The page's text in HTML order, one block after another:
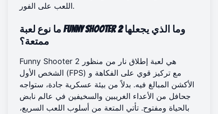
اللعب على الفور.
ما نوع لعبة Funny Shooter 2 وما الذي يجعلها
ممتعة؟
Funny Shooter 2 هي لعبة إطلاق نار من منظور
الشخص الأول (FPS) مع تركيز قوي على الفكاهة و
الأكشن المبالغ فيه. بدلاً من بيئة عسكرية جادة، ستواجه
جحافل من الأعداء الغريبين والسخيفين في عالم نابض
بالحياة ومفتوح. تأتي المتعة من أسلوب اللعب السريع،